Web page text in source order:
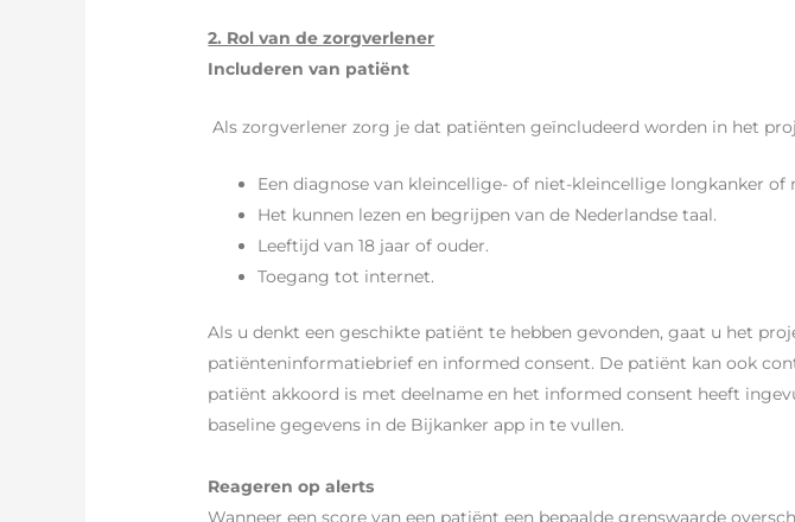
2. Rol van de zorgverlener
Includeren van patiënt
Als zorgverlener zorg je dat patiënten geïncludeerd worden in het
Een diagnose van kleincellige- of niet-kleincellige longkanker
Het kunnen lezen en begrijpen van de Nederlandse taal.
Leeftijd van 18 jaar of ouder.
Toegang tot internet.
Als u denkt een geschikte patiënt te hebben gevonden, gaat u het
patiënteninformatiebrief en informed consent. De patiënt kan ook
patiënt akkoord is met deelname en het informed consent heeft
baseline gegevens in de Bijkanker app in te vullen.
Reageren op alerts
Wanneer een score van een patiënt een bepaalde grenswaarde